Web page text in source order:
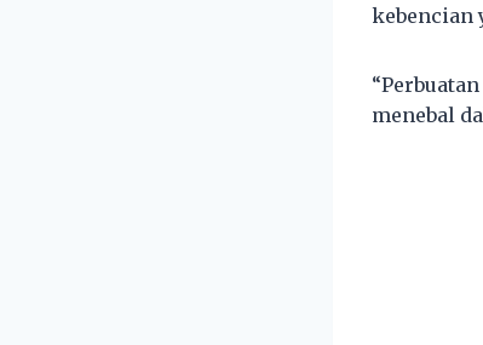
kebencian
menebal